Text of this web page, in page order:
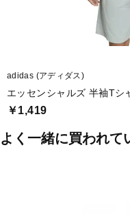
adidas (アディダス)
エッセンシャルズ 半袖Tシ
￥1,419
よく一緒に買われて